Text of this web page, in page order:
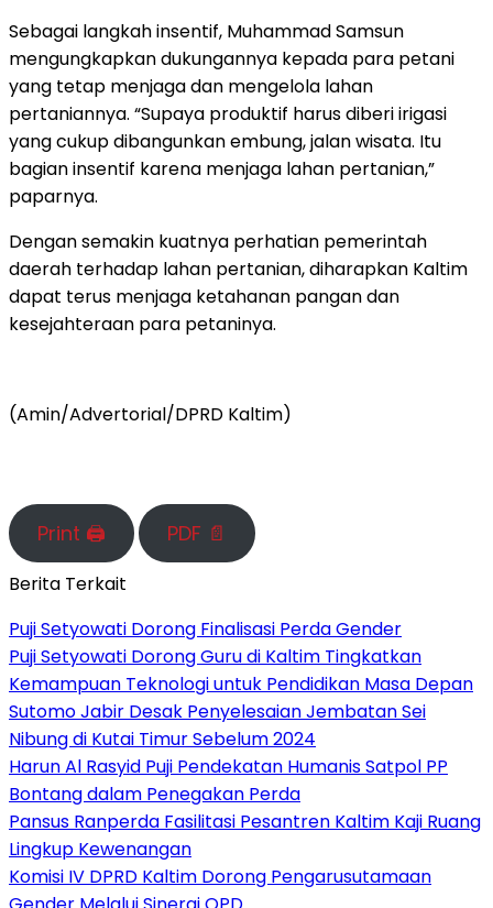
Sebagai langkah insentif, Muhammad Samsun
mengungkapkan dukungannya kepada para petani
yang tetap menjaga dan mengelola lahan
pertaniannya. “Supaya produktif harus diberi irigasi
yang cukup dibangunkan embung, jalan wisata. Itu
bagian insentif karena menjaga lahan pertanian,”
paparnya.
Dengan semakin kuatnya perhatian pemerintah
daerah terhadap lahan pertanian, diharapkan Kaltim
dapat terus menjaga ketahanan pangan dan
kesejahteraan para petaninya.
(Amin/Advertorial/DPRD Kaltim)
Print 🖨 PDF 📄
Berita Terkait
Puji Setyowati Dorong Finalisasi Perda Gender
Puji Setyowati Dorong Guru di Kaltim Tingkatkan
Kemampuan Teknologi untuk Pendidikan Masa Depan
Sutomo Jabir Desak Penyelesaian Jembatan Sei
Nibung di Kutai Timur Sebelum 2024
Harun Al Rasyid Puji Pendekatan Humanis Satpol PP
Bontang dalam Penegakan Perda
Pansus Ranperda Fasilitasi Pesantren Kaltim Kaji Ruang
Lingkup Kewenangan
Komisi IV DPRD Kaltim Dorong Pengarusutamaan